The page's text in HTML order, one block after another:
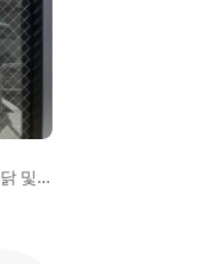
닭 및 가금류